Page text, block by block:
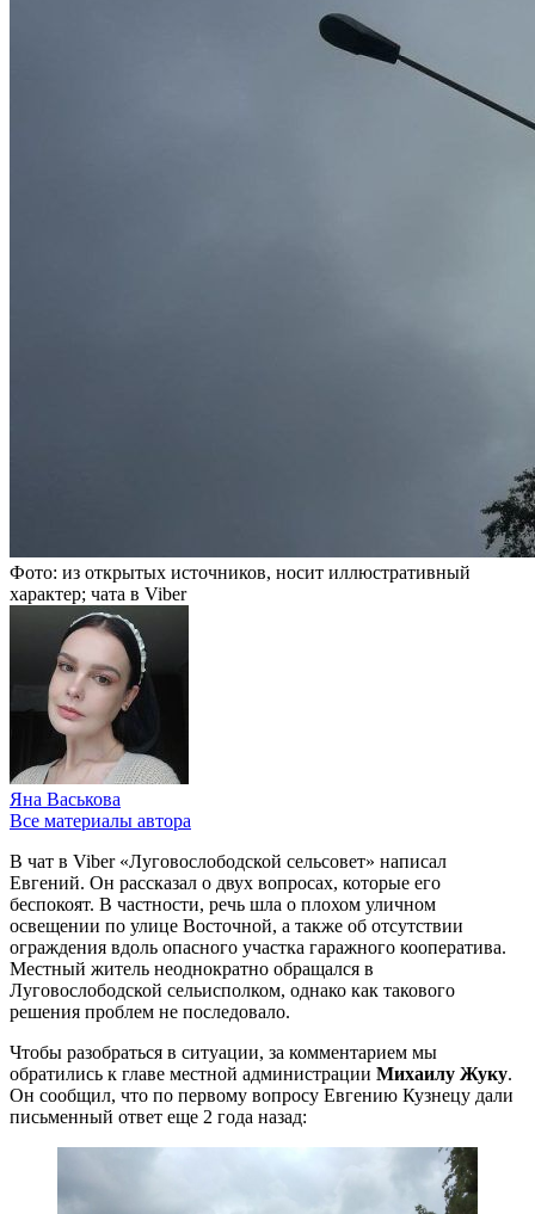
Фото: из открытых источников, носит иллюстративный
характер; чата в Viber
Яна Васькова
Все материалы автора
В чат в Viber «Луговослободской сельсовет» написал
Евгений. Он рассказал о двух вопросах, которые его
беспокоят. В частности, речь шла о плохом уличном
освещении по улице Восточной, а также об отсутствии
ограждения вдоль опасного участка гаражного кооператива.
Местный житель неоднократно обращался в
Луговослободской сельисполком, однако как такового
решения проблем не последовало.
Чтобы разобраться в ситуации, за комментарием мы
обратились к главе местной администрации Михаилу Жуку.
Он сообщил, что по первому вопросу Евгению Кузнецу дали
письменный ответ еще 2 года назад: